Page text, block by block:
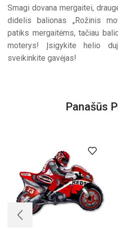
Smagi dovana mergaitei,
didelis balionas „Rožinis
patiks mergaitėms, tačiau
moterys! Įsigykite helio
sveikinkite gavėjas!
Panašūs